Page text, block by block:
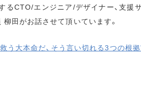
CTO/エンジニア/デザイナー、支援
田がお話させて頂いています。
う大本命だ、そう言い切れる3つの根拠